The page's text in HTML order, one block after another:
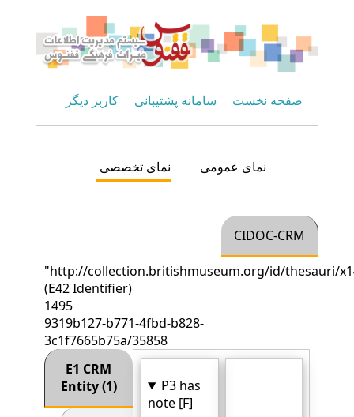
صفحه نخست سامانه پشتیبانی کاربر دیگر
نمای عمومی نمای تخصصی
CIDOC-CRM
"http://collection.britishmuseum.org/id/thesauri/
(E42 Identifier)
1495
9319b127-b771-4fbd-b828-
3c1f7665b75a/35858
E1 CRM
Entity (1)
P3 has
note [F]